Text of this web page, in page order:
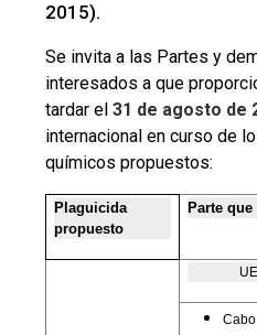
2015).
Se invita a las Partes y
interesados a que
tardar el 31 de agosto de
internacional en curso de
químicos propuestos:
Plaguicida
propuesto
Parte
UE